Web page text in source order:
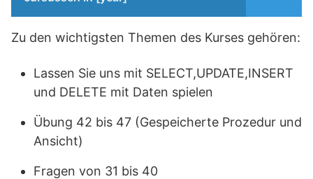
Zu den wichtigsten Themen des Kurses gehören:
Lassen Sie uns mit SELECT,UPDATE,INSERT
und DELETE mit Daten spielen
Übung 42 bis 47 (Gespeicherte Prozedur und
Ansicht)
Fragen von 31 bis 40